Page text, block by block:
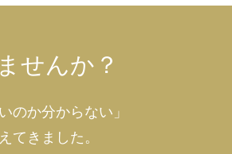
せんか？
のか分からない」
てきました。